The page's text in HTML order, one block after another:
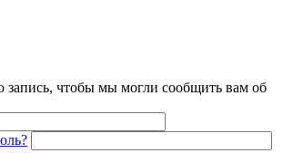
запись, чтобы мы могли сообщить вам об